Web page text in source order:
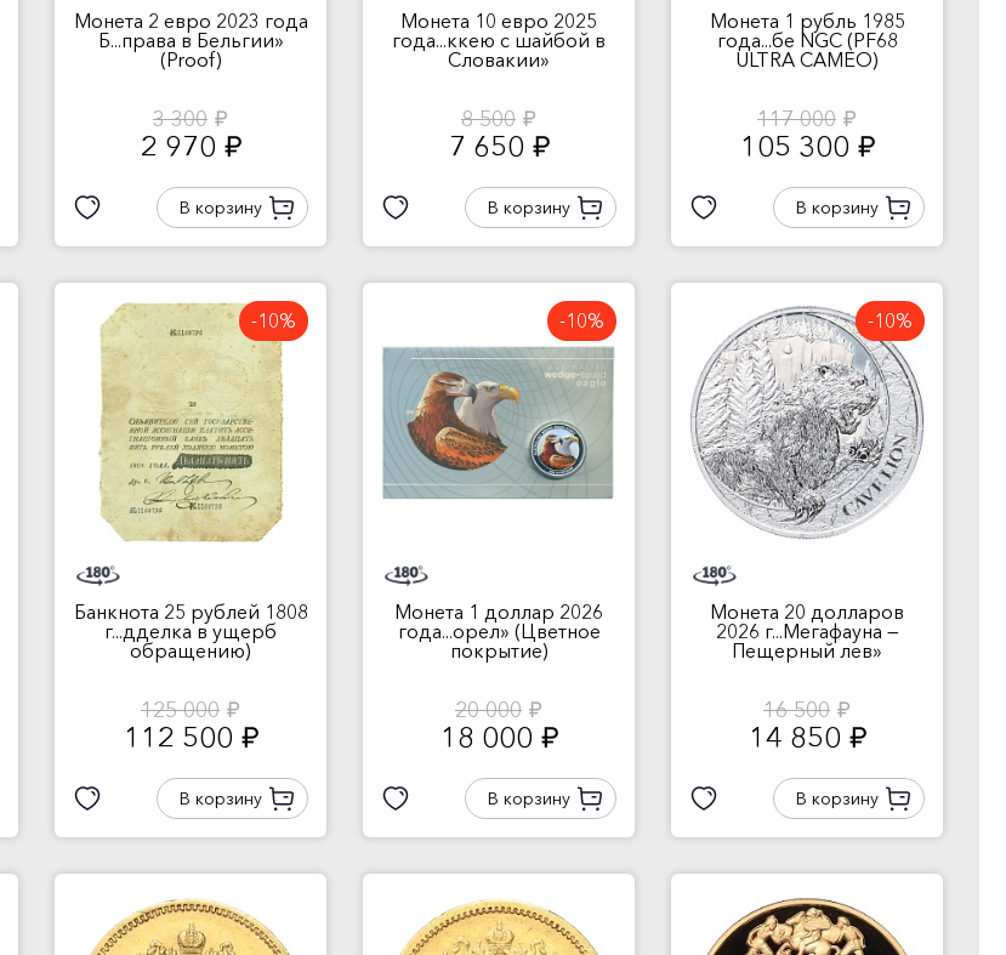
Монета 2 евро 2023 года
Б...права в Бельгии»
(Proof)
3 300 руб.
2 970 руб.
В корзину
Монета 10 евро 2025
года...ккею с шайбой в
Словакии»
8 500 руб.
7 650 руб.
В корзину
Монета 1 рубль 1985
года...бе NGC (PF68
ULTRA CAMEO)
117 000 руб.
105 300 руб.
В корзину
-10%
Банкнота 25 рублей 1808
г...дделка в ущерб
обращению)
125 000 руб.
112 500 руб.
В корзину
-10%
Монета 1 доллар 2026
года...орел» (Цветное
покрытие)
20 000 руб.
18 000 руб.
В корзину
-10%
Монета 20 долларов
2026 г...Мегафауна —
Пещерный лев»
16 500 руб.
14 850 руб.
В корзину